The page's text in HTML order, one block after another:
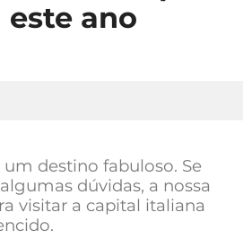
este ano
destino fabuloso. Se
dúvidas, a nossa
visitar a capital italiana